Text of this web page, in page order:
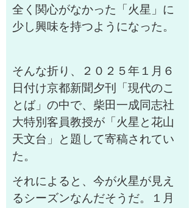
全く関心がなかった「火星」に
少し興味を持つようになった。
そんな折り、２０２５年１月６
日付け京都新聞夕刊「現代のこ
とば」の中で、柴田一成同志社
大特別客員教授が「火星と花山
天文台」と題して寄稿されてい
た。
それによると、今が火星が見え
るシーズンなんだそうだ。１月